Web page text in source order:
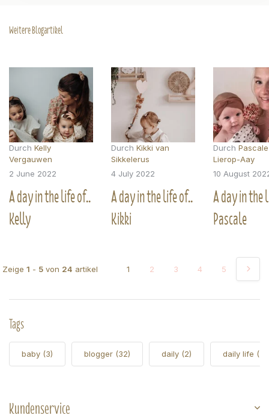
Weitere Blogartikel
Durch Kelly
Vergauwen
2 June 2022
A day in the life of..
Kelly
Durch Kikki van
Sikkelerus
4 July 2022
A day in the life of..
Kikki
Durch
Lierop-Aay
10 August
A day in
Pascale
Zeige 1 - 5 von 24 artikel 1 2 3 4 5
Tags
baby (3) blogger (32) daily (2) daily life (5)
Kundenservice